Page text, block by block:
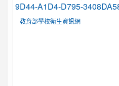
教育部學校衛生資訊網